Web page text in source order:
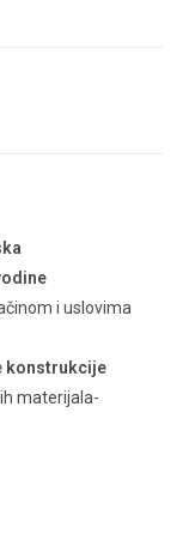
i uslovima
konstrukcije
materijala-